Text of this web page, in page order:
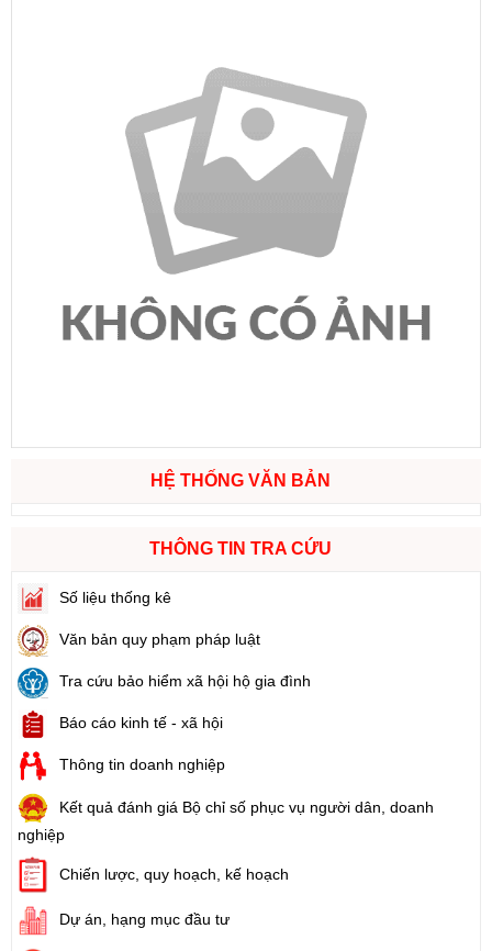
HỆ THỐNG VĂN BẢN
THÔNG TIN TRA CỨU
Số liệu thống kê
Văn bản quy phạm pháp luật
Tra cứu bảo hiểm xã hội hộ gia đình
Báo cáo kinh tế - xã hội
Thông tin doanh nghiệp
Kết quả đánh giá Bộ chỉ số phục vụ người dân, doanh
nghiệp
Chiến lược, quy hoạch, kế hoạch
Dự án, hạng mục đầu tư